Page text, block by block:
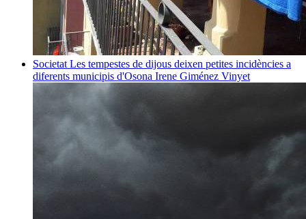
Societat Les tempestes de dijous deixen petites incidències a
diferents municipis d'Osona Irene Giménez Vinyet